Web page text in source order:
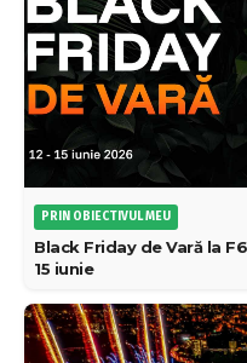
PRIN OBIECTIVUL MEU
Black Friday de Vară la
15 iunie